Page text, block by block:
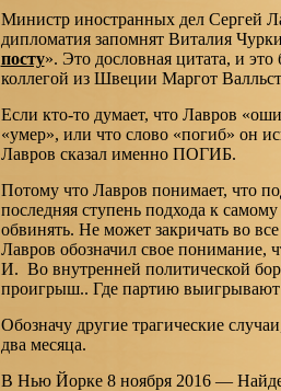
Министр иностранных дел Сергей
дипломатия запомнят Виталия
посту». Это дословная цитата, и
коллегой из Швеции Маргот
Если кто-то думает, что Лавров
«умер», или что слово «погиб» он
Лавров сказал именно ПОГИБ.
Потому что Лавров понимает, что
последняя ступень подхода к
обвинять. Не может закричать во
Лавров обозначил свое понимание,
И. Во внутренней политической
проигрыш.. Где партию
Обозначу другие трагические
два месяца.
В Нью Йорке 8 ноября 2016 —